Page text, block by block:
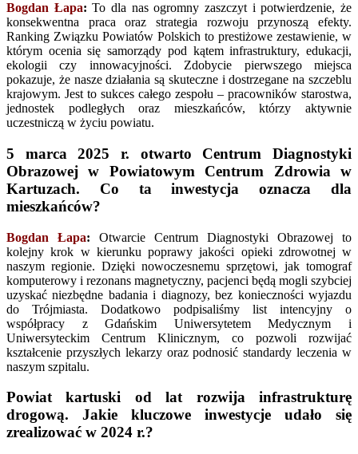
Bogdan Łapa: To dla nas ogromny zaszczyt i potwierdzenie, że
konsekwentna praca oraz strategia rozwoju przynoszą efekty.
Ranking Związku Powiatów Polskich to prestiżowe zestawienie, w
którym ocenia się samorządy pod kątem infrastruktury, edukacji,
ekologii czy innowacyjności. Zdobycie pierwszego miejsca
pokazuje, że nasze działania są skuteczne i dostrzegane na szczeblu
krajowym. Jest to sukces całego zespołu – pracowników starostwa,
jednostek podległych oraz mieszkańców, którzy aktywnie
uczestniczą w życiu powiatu.
5 marca 2025 r. otwarto Centrum Diagnostyki
Obrazowej w Powiatowym Centrum Zdrowia w
Kartuzach. Co ta inwestycja oznacza dla
mieszkańców?
Bogdan Łapa: Otwarcie Centrum Diagnostyki Obrazowej to
kolejny krok w kierunku poprawy jakości opieki zdrowotnej w
naszym regionie. Dzięki nowoczesnemu sprzętowi, jak tomograf
komputerowy i rezonans magnetyczny, pacjenci będą mogli szybciej
uzyskać niezbędne badania i diagnozy, bez konieczności wyjazdu
do Trójmiasta. Dodatkowo podpisaliśmy list intencyjny o
współpracy z Gdańskim Uniwersytetem Medycznym i
Uniwersyteckim Centrum Klinicznym, co pozwoli rozwijać
kształcenie przyszłych lekarzy oraz podnosić standardy leczenia w
naszym szpitalu.
Powiat kartuski od lat rozwija infrastrukturę
drogową. Jakie kluczowe inwestycje udało się
zrealizować w 2024 r.?